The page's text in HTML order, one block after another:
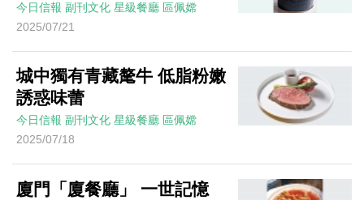
今日信報 副刊文化 星級餐廳 區佩嫦
2025/07/21
城中獨有青藏氂牛 低脂粉嫩
誘惑味蕾
今日信報 副刊文化 星級餐廳 區佩嫦
2025/07/18
廈門「廈餐廳」 一世記憶